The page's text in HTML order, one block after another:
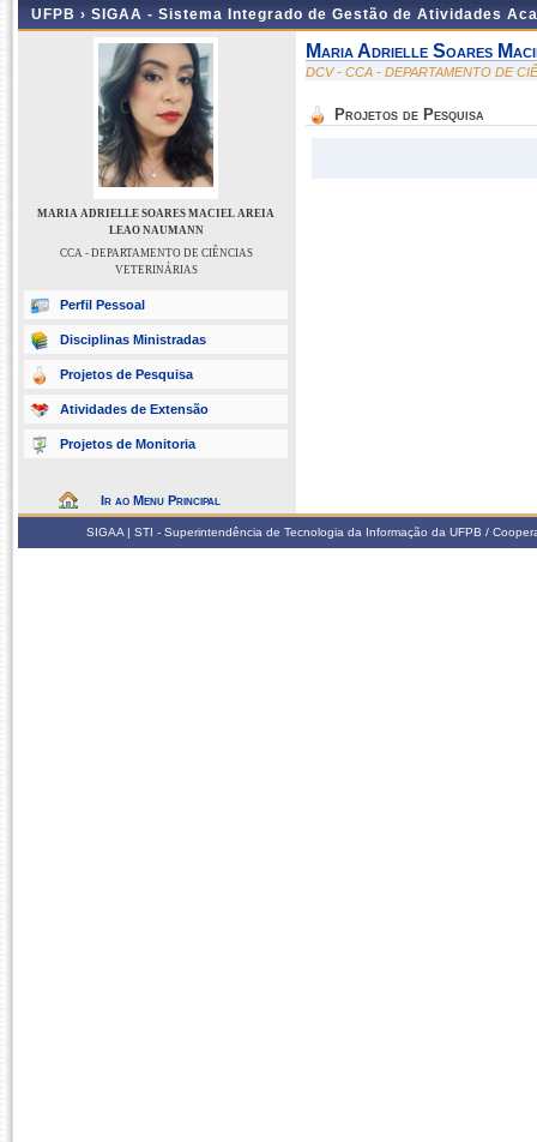
UFPB › SIGAA - Sistema Integrado de Gestão de Atividades
MARIA ADRIELLE SOARES MACIEL AREIA
LEAO NAUMANN
CCA - DEPARTAMENTO DE CIÊNCIAS
VETERINÁRIAS
Perfil Pessoal
Disciplinas Ministradas
Projetos de Pesquisa
Atividades de Extensão
Projetos de Monitoria
Ir ao Menu Principal
Maria Adrielle Soares
DCV - CCA - DEPARTAMENTO DE
Projetos de Pesquisa
SIGAA | STI - Superintendência de Tecnologia da Informação da UFPB /